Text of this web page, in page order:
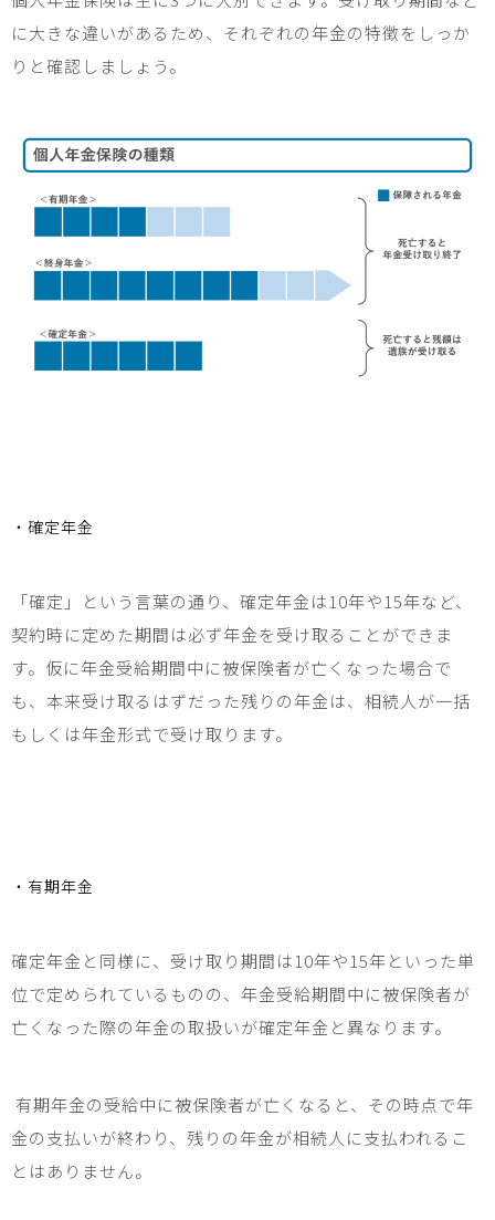
に大きな違いがあるため、それぞれの年金の特徴をしっか
りと確認しましょう。
・確定年金
「確定」という言葉の通り、確定年金は10年や15年など、
契約時に定めた期間は必ず年金を受け取ることができま
す。仮に年金受給期間中に被保険者が亡くなった場合で
も、本来受け取るはずだった残りの年金は、相続人が一括
もしくは年金形式で受け取ります。
・有期年金
確定年金と同様に、受け取り期間は10年や15年といった単
位で定められているものの、年金受給期間中に被保険者が
亡くなった際の年金の取扱いが確定年金と異なります。
有期年金の受給中に被保険者が亡くなると、その時点で年
金の支払いが終わり、残りの年金が相続人に支払われるこ
とはありません。